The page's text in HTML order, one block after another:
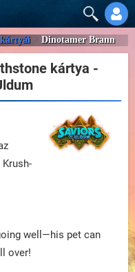
Dinotamer Brann
kártya -
well—his pet can
over!